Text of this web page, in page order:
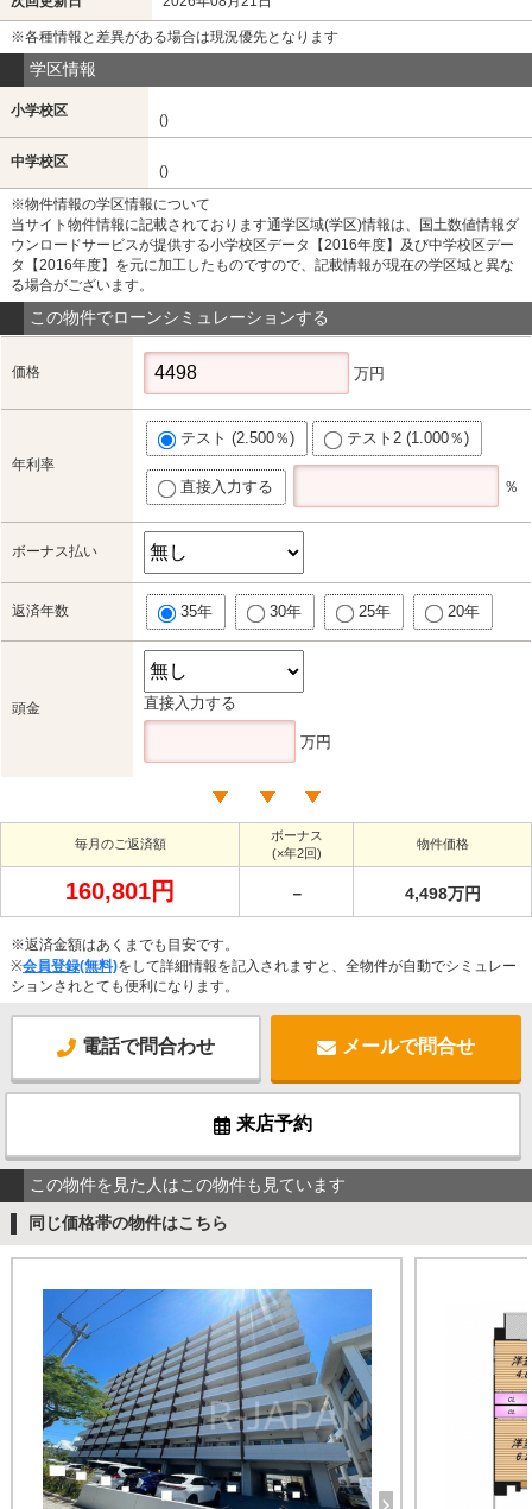
※各種情報と差異がある場合は現況優先となります
学区情報
小学校区
()
中学校区
()
※物件情報の学区情報について
当サイト物件情報に記載されております通学区域(学区)情報は、国土数値情報ダ
ウンロードサービスが提供する小学校区データ【2016年度】及び中学校区デー
タ【2016年度】を元に加工したものですので、記載情報が現在の学区域と異な
る場合がございます。
この物件でローンシミュレーションする
価格 万円
年利率
テスト (2.500％) テスト2 (1.000％)
直接入力する ％
ボーナス払い
返済年数 35年 30年 25年 20年
頭金 直接入力する
万円
毎月のご返済額
ボーナス
(×年2回)
物件価格
160,801円 － 4,498万円
※返済金額はあくまでも目安です。
※会員登録(無料)をして詳細情報を記入されますと、全物件が自動でシミュレー
ションされとても便利になります。
電話で問合わせ メールで問合せ
来店予約
この物件を見た人はこの物件も見ています
同じ価格帯の物件はこちら